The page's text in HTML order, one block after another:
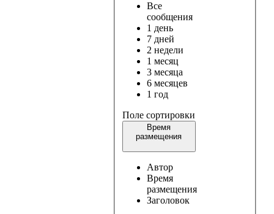
Все
сообщения
1 день
7 дней
2 недели
1 месяц
3 месяца
6 месяцев
1 год
Поле сортировки
Время
размещения
Автор
Время
размещения
Заголовок